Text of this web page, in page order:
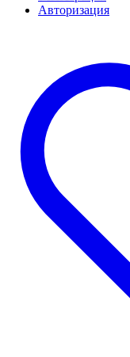
Авторизация